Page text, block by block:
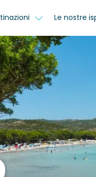
Le nostre